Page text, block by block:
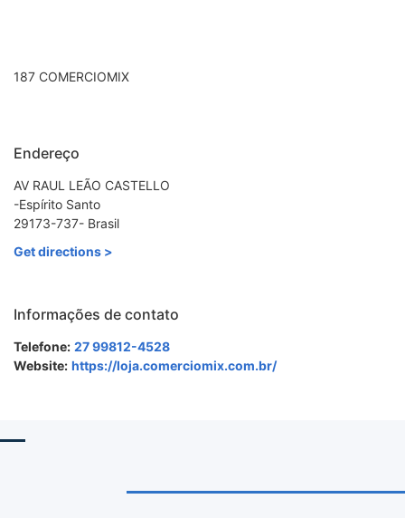
187 COMERCIOMIX
Endereço
AV RAUL LEÃO CASTELLO
-Espírito Santo
29173-737- Brasil
Get directions >
Informações de contato
Telefone: 27 99812-4528
Website: https://loja.comerciomix.com.br/